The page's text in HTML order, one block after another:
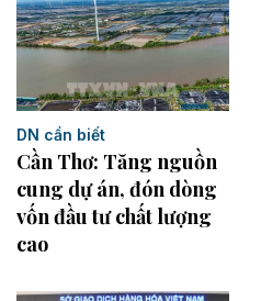
DN cần biết
Cần Thơ: Tăng nguồn
cung dự án, đón dòng
vốn đầu tư chất lượng
cao